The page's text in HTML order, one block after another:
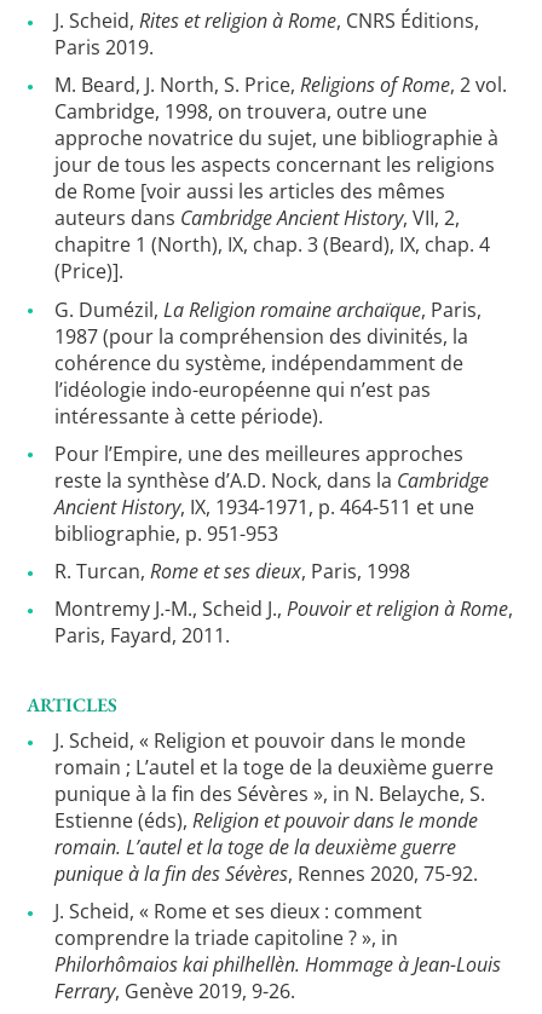
J. Scheid,Rites et religion à Rome, CNRS Éditions,
Paris 2019.
M. Beard, J. North, S. Price,Religions of Rome, 2 vol.
Cambridge, 1998, on trouvera, outre une
approche novatrice du sujet, une bibliographie à
jour de tous les aspects concernant les religions
de Rome [voir aussi les articles des mêmes
auteurs dans Cambridge Ancient History, VII, 2,
chapitre 1 (North), IX, chap. 3 (Beard), IX, chap. 4
(Price)].
G. Dumézil,La Religion romaine archaïque, Paris,
1987 (pour la compréhension des divinités, la
cohérence du système, indépendamment de
l’idéologie indo-européenne qui n’est pas
intéressante à cette période).
Pour l’Empire, une des meilleures approches
reste la synthèse d’A.D. Nock, dans la Cambridge
Ancient History, IX, 1934-1971, p. 464-511 et une
bibliographie, p. 951-953
R. Turcan,Rome et ses dieux, Paris, 1998
Montremy J.-M., Scheid J.,Pouvoir et religion à Rome,
Paris, Fayard, 2011.
ARTICLES
J. Scheid, « Religion et pouvoir dans le monde
romain ; L’autel et la toge de la deuxième guerre
punique à la fin des Sévères », in N. Belayche, S.
Estienne (éds),Religion et pouvoir dans le monde
romain. L’autel et la toge de la deuxième guerre
punique à la fin des Sévères, Rennes 2020, 75-92.
J. Scheid, « Rome et ses dieux : comment
comprendre la triade capitoline ? », in
Philorhômaios kai philhellèn. Hommage à Jean-Louis
Ferrary, Genève 2019, 9-26.